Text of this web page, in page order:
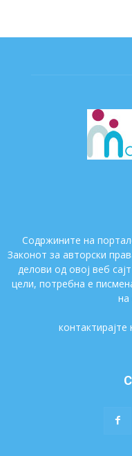
Содржините на
Законот за авторски
делови од овој веб
цели, потребна е
на
контактирајте